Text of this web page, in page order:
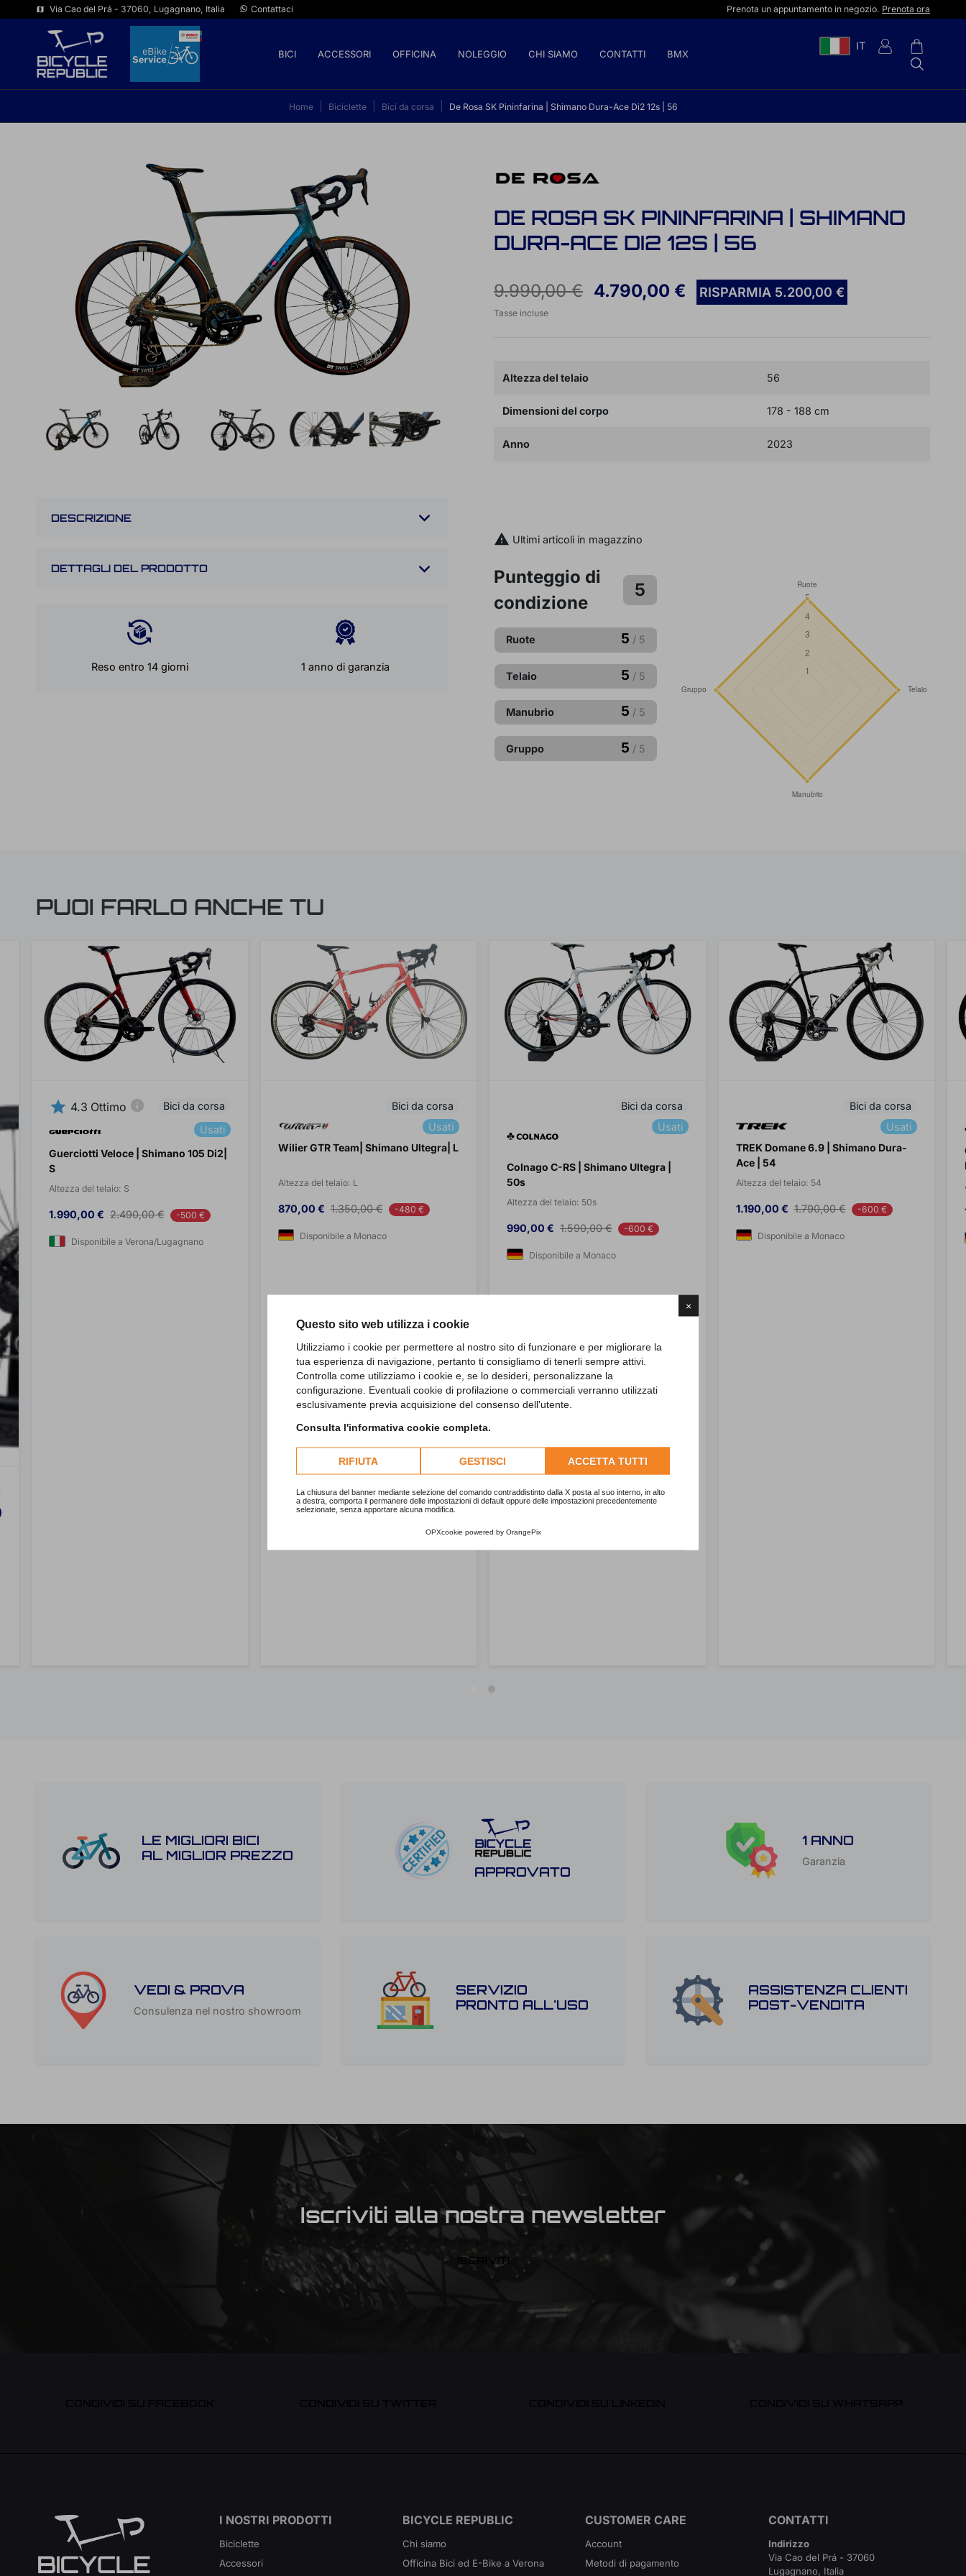
×
Questo sito web utilizza i cookie
Utilizziamo i cookie per permettere al nostro sito di funzionare e per migliorare la
tua esperienza di navigazione, pertanto ti consigliamo di tenerli sempre attivi.
Controlla come utilizziamo i cookie e, se lo desideri, personalizzane la
configurazione. Eventuali cookie di profilazione o commerciali verranno utilizzati
esclusivamente previa acquisizione del consenso dell'utente.
Consulta l'informativa cookie completa.
RIFIUTA GESTISCI ACCETTA TUTTI
La chiusura del banner mediante selezione del comando contraddistinto dalla X posta al suo interno, in alto
a destra, comporta il permanere delle impostazioni di default oppure delle impostazioni precedentemente
selezionate, senza apportare alcuna modifica.
OPXcookie powered by OrangePix
map Via Cao del Prá - 37060, Lugagnano, Italia Contattaci Prenota un appuntamento in negozio. Prenota ora
BICI ACCESSORI OFFICINA NOLEGGIO CHI SIAMO CONTATTI BMX
IT
Home Biciclette Bici da corsa De Rosa SK Pininfarina | Shimano Dura-Ace Di2 12s | 56
DESCRIZIONE
DETTAGLI DEL PRODOTTO
Reso entro 14 giorni 1 anno di garanzia
DE ROSA SK PININFARINA | SHIMANO
DURA-ACE DI2 12S | 56
9.990,00 € 4.790,00 € RISPARMIA 5.200,00 €
Tasse incluse
Altezza del telaio 56
Dimensioni del corpo 178 - 188 cm
Anno 2023
 Ultimi articoli in magazzino
Punteggio di
condizione
5
Ruote 5 / 5
Telaio 5 / 5
Manubrio 5 / 5
Gruppo 5 / 5
PUOI FARLO ANCHE TU
star 4.3 Ottimo info
Bici da corsa
Usati
Guerciotti Veloce | Shimano 105 Di2|
S
Altezza del telaio: S
Prezzo
1.990,00 € Prezzo base
2.490,00 € -500 €
Disponibile a Verona/Lugagnano
Bici da corsa
Usati
Wilier GTR Team| Shimano Ultegra| L
Altezza del telaio: L
Prezzo
870,00 € Prezzo base
1.350,00 € -480 €
Disponibile a Monaco
Bici da corsa
Usati
Colnago C-RS | Shimano Ultegra |
50s
Altezza del telaio: 50s
Prezzo
990,00 € Prezzo base
1.590,00 € -600 €
Disponibile a Monaco
Bici da corsa
Usati
TREK Domane 6.9 | Shimano Dura-
Ace | 54
Altezza del telaio: 54
Prezzo
1.190,00 € Prezzo base
1.790,00 € -600 €
Disponibile a Monaco
LE MIGLIORI BICI
AL MIGLIOR PREZZO
APPROVATO
1 ANNO
Garanzia
VEDI & PROVA
Consulenza nel nostro showroom
SERVIZIO
PRONTO ALL'USO
ASSISTENZA CLIENTI
POST-VENDITA
Iscriviti alla nostra newsletter
ISCRIVITI
I NOSTRI PRODOTTI
Biciclette
Accessori
BICYCLE REPUBLIC
Chi siamo
Officina Bici ed E-Bike a Verona
CUSTOMER CARE
Account
Metodi di pagamento
CONTATTI
Indirizzo
Via Cao del Prá - 37060
Lugagnano, Italia